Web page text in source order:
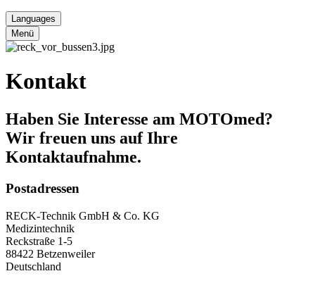
Languages
Menü
Kontakt
Haben Sie Interesse am MOTOmed?
Wir freuen uns auf Ihre
Kontaktaufnahme.
Postadressen
RECK-Technik GmbH & Co. KG
Medizintechnik
Reckstraße 1-5
88422 Betzenweiler
Deutschland